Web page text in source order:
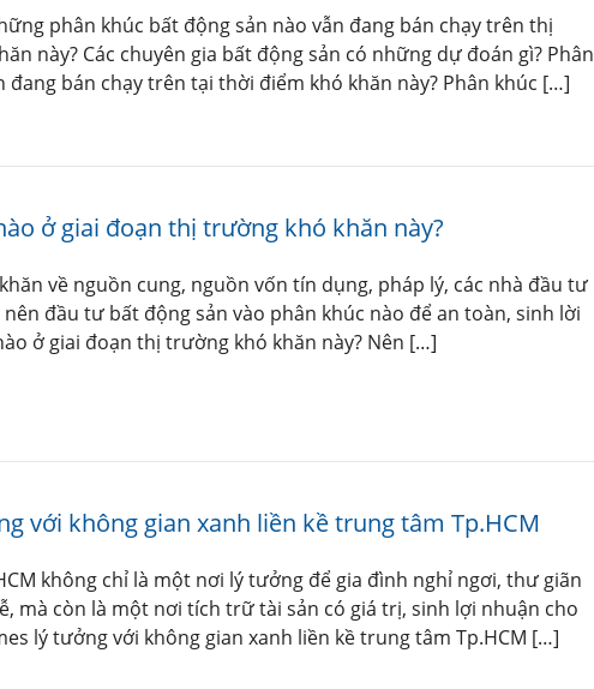
phân khúc bất động sản nào vẫn đang bán chạy trên thị
này? Các chuyên gia bất động sản có những dự đoán gì? Phân
đang bán chạy trên tại thời điểm khó khăn này? Phân khúc […]
ở giai đoạn thị trường khó khăn này?
về nguồn cung, nguồn vốn tín dụng, pháp lý, các nhà đầu tư
đầu tư bất động sản vào phân khúc nào để an toàn, sinh lời
ở giai đoạn thị trường khó khăn này? Nên […]
với không gian xanh liền kề trung tâm Tp.HCM
không chỉ là một nơi lý tưởng để gia đình nghỉ ngơi, thư giãn
mà còn là một nơi tích trữ tài sản có giá trị, sinh lợi nhuận cho
lý tưởng với không gian xanh liền kề trung tâm Tp.HCM […]